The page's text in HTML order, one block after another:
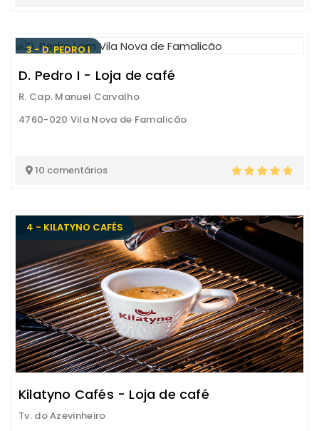
3 - D. PEDRO I
D. Pedro I - Loja de café
R. Cap. Manuel Carvalho
4760-020 Vila Nova de Famalicão
10 comentários
4 - KILATYNO CAFÉS
Kilatyno Cafés - Loja de café
Tv. do Azevinheiro